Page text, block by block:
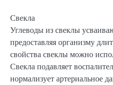
Свекла
Углеводы из свеклы
предоставляя организму
свойства свеклы можно
Свекла подавляет
нормализует артериальное